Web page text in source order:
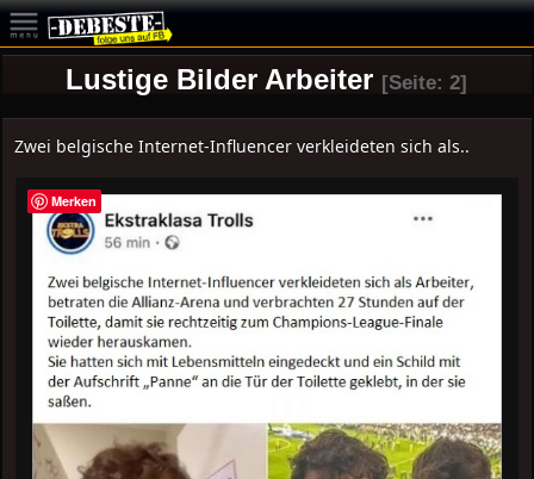
Lustige Bilder Arbeiter [Seite: 2]
Zwei belgische Internet-Influencer verkleideten sich als..
Merken